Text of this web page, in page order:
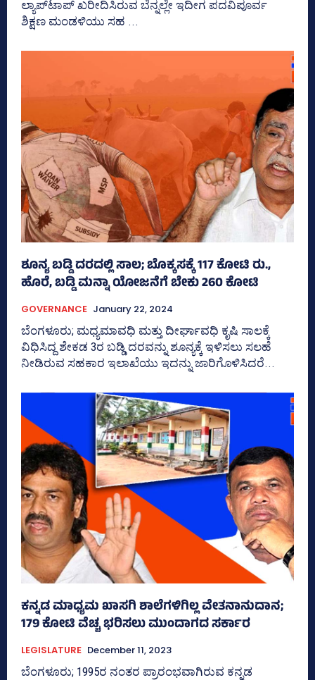
ಲ್ಯಾಪ್‌ಟಾಪ್‌ ಖರೀದಿಸಿರುವ ಬೆನ್ನಲ್ಲೇ ಇದೀಗ ಪದವಿಪೂರ್ವ
ಶಿಕ್ಷಣ ಮಂಡಳಿಯು ಸಹ ...
ಶೂನ್ಯ ಬಡ್ಡಿ ದರದಲ್ಲಿ ಸಾಲ; ಬೊಕ್ಕಸಕ್ಕೆ 117 ಕೋಟಿ ರು.,
ಹೊರೆ, ಬಡ್ಡಿ ಮನ್ನಾ ಯೋಜನೆಗೆ ಬೇಕು 260 ಕೋಟಿ
GOVERNANCE January 22, 2024
ಬೆಂಗಳೂರು; ಮಧ್ಯಮಾವಧಿ ಮತ್ತು ದೀರ್ಘಾವಧಿ ಕೃಷಿ ಸಾಲಕ್ಕೆ
ವಿಧಿಸಿದ್ದ ಶೇಕಡ 3ರ ಬಡ್ಡಿ ದರವನ್ನು ಶೂನ್ಯಕ್ಕೆ ಇಳಿಸಲು ಸಲಹೆ
ನೀಡಿರುವ ಸಹಕಾರ ಇಲಾಖೆಯು ಇದನ್ನು ಜಾರಿಗೊಳಿಸಿದರೆ...
ಕನ್ನಡ ಮಾಧ್ಯಮ ಖಾಸಗಿ ಶಾಲೆಗಳಿಗಿಲ್ಲ ವೇತನಾನುದಾನ;
179 ಕೋಟಿ ವೆಚ್ಚ ಭರಿಸಲು ಮುಂದಾಗದ ಸರ್ಕಾರ
LEGISLATURE December 11, 2023
ಬೆಂಗಳೂರು; 1995ರ ನಂತರ ಪ್ರಾರಂಭವಾಗಿರುವ ಕನ್ನಡ